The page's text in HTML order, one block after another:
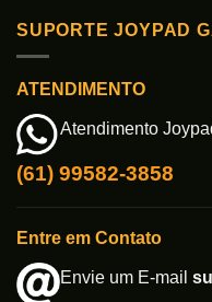
SUPORTE JOYPAD
ATENDIMENTO
Atendimento
(61) 99582-3858
Entre em Contato
Envie um E-mail